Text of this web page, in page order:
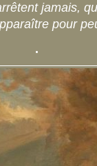
jamais,
pour
.